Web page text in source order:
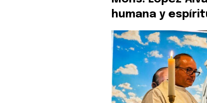
humana y